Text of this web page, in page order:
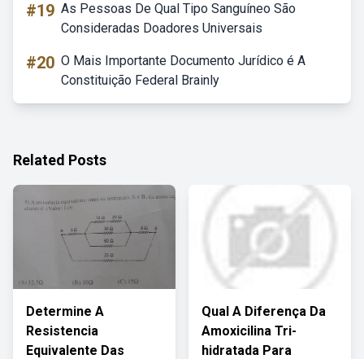
#19 As Pessoas De Qual Tipo Sanguíneo São
Consideradas Doadores Universais
#20 O Mais Importante Documento Jurídico é A
Constituição Federal Brainly
Related Posts
Determine A
Resistencia
Equivalente Das
Qual A Diferença Da
Amoxicilina Tri-
hidratada Para